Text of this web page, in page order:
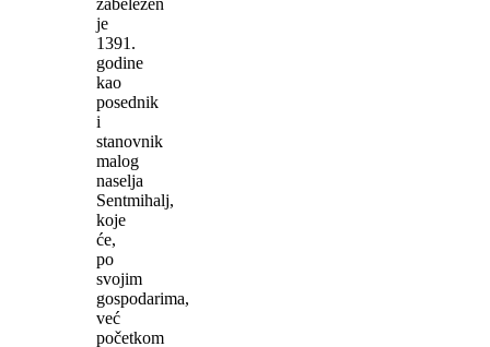
zabeležen
je
1391.
godine
kao
posednik
i
stanovnik
malog
naselja
Sentmihalj,
koje
će,
po
svojim
gospodarima,
već
početkom